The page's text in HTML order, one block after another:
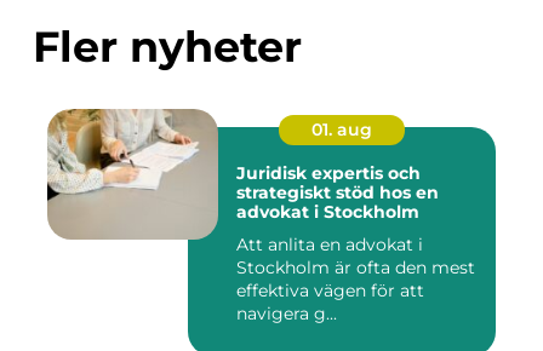
Fler nyheter
01. aug
Juridisk expertis och
strategiskt stöd hos en
advokat i Stockholm
Att anlita en advokat i
Stockholm är ofta den mest
effektiva vägen för att
navigera g...